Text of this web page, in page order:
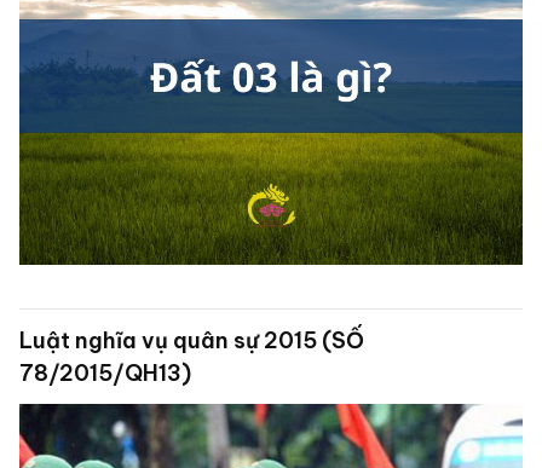
Luật nghĩa vụ quân sự 2015 (SỐ
78/2015/QH13)